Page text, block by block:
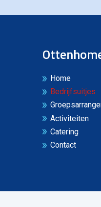
Home
Bedrijfsuitjes
Activiteiten
Catering
Contact